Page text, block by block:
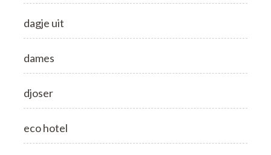
dagje uit
dames
djoser
eco hotel